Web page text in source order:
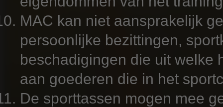
MAC kan niet aansprakelijk
persoonlijke bezittingen,
beschadigingen die uit welke
aan goederen die in het
De sporttassen mogen mee